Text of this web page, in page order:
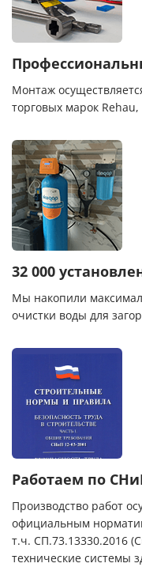
Монтаж
торговых марок
32 000
Мы накопили
очистки воды для
Работаем по
Производство работ
официальным
т.ч. СП.73.13330.2016
технические системы